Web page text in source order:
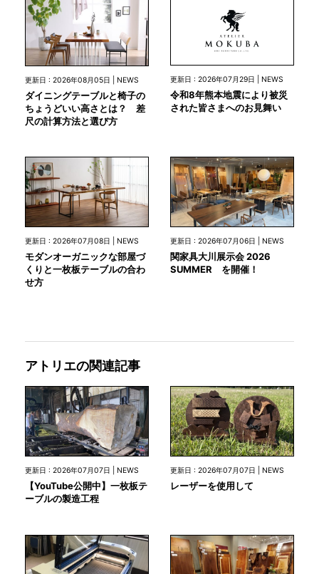
更新日 : 2026年08月05日 | NEWS
ダイニングテーブルと椅子の
ちょうどいい高さとは？ 差
尺の計算方法と選び方
更新日 : 2026年07月29日 | NEWS
令和8年熊本地震により被災
された皆さまへのお見舞い
更新日 : 2026年07月08日 | NEWS
モダンオーガニックな部屋づ
くりと一枚板テーブルの合わ
せ方
更新日 : 2026年07月06日 | NEWS
関家具大川展示会 2026
SUMMER を開催！
アトリエの関連記事
更新日 : 2026年07月07日 | NEWS
【YouTube公開中】一枚板テ
ーブルの製造工程
更新日 : 2026年07月07日 | NEWS
レーザーを使用して